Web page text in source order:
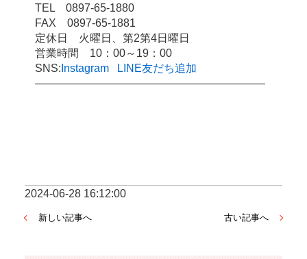
TEL　0897-65-1880
FAX　0897-65-1881
定休日　火曜日、第2第4日曜日
営業時間　10：00～19：00
SNS: Instagram
LINE友だち追加
―――――――――――――――――――――
2024-06-28 16:12:00
新しい記事へ 古い記事へ